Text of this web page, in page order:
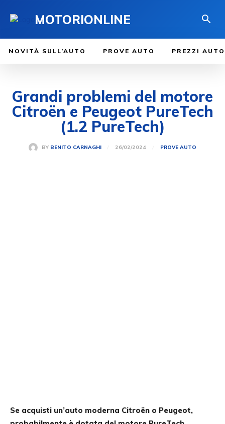
MOTORIONLINE
NOVITÀ SULL’AUTO PROVE AUTO PREZZI AUTO
Grandi problemi del motore
Citroën e Peugeot PureTech
(1.2 PureTech)
BY BENITO CARNAGHI 26/02/2024 PROVE AUTO
Se acquisti un’auto moderna Citroën o Peugeot,